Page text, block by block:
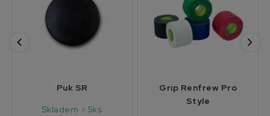
Puk SR
Skladem > 5ks
Grip Renfrew Pro
Style